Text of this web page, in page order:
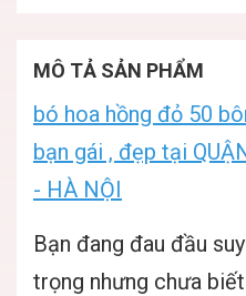
MÔ TẢ SẢN PHẨM
bó hoa hồng đỏ 50
bạn gái , đẹp tại
- HÀ NỘI
Bạn đang đau đầu
trọng nhưng chưa